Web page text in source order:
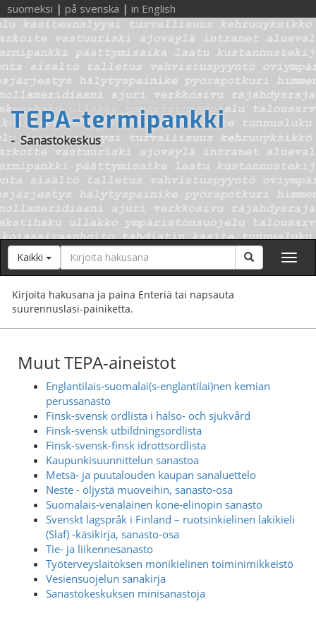
suomeksi | på svenska | in English
TEPA-termipankki
- Sanastokeskus
Kaikki Hakusana